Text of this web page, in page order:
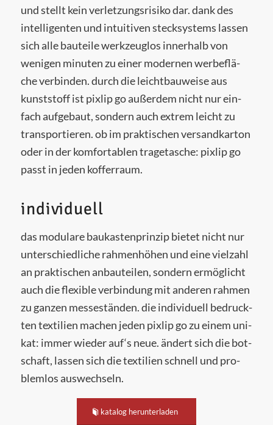
und stellt kein ver­let­zungs­ri­si­ko dar. dank des
intel­li­gen­ten und intui­ti­ven steck­sys­tems las­sen
sich alle bau­tei­le werk­zeug­los inner­halb von
weni­gen minu­ten zu einer moder­nen wer­be­flä­
che ver­bin­den. durch die leicht­bau­wei­se aus
kunst­stoff ist pixlip go außer­dem nicht nur ein­
fach auf­ge­baut, son­dern auch extrem leicht zu
trans­por­tie­ren. ob im prak­ti­schen ver­sand­kar­ton
oder in der kom­for­ta­blen tra­ge­ta­sche: pixlip go
passt in jeden kofferraum.
individuell
das modu­la­re bau­kas­ten­prin­zip bie­tet nicht nur
unter­schied­li­che rah­men­hö­hen und eine viel­zahl
an prak­ti­schen anbau­tei­len, son­dern ermög­licht
auch die fle­xi­ble ver­bin­dung mit ande­ren rah­men
zu gan­zen mes­se­stän­den. die indi­vi­du­ell bedruck­
ten tex­ti­li­en machen jeden pixlip go zu einem uni­
kat: immer wie­der auf‘s neue. ändert sich die bot­
schaft, las­sen sich die tex­ti­li­en schnell und pro­
blem­los auswechseln.
kata­log herunterladen